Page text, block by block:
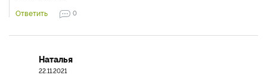
Ответить
0
Наталья
22.11.2021